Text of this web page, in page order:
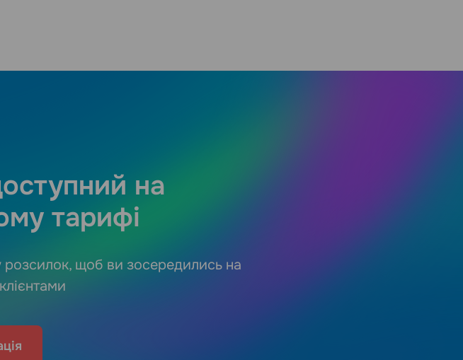
на
тарифі
розсилок, щоб ви зосередились на